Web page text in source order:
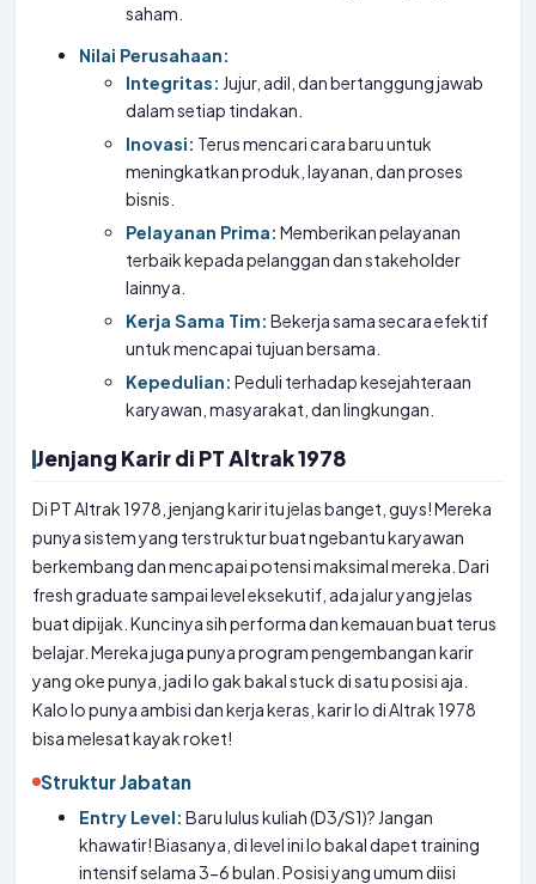
saham.
Nilai Perusahaan:
Integritas: Jujur, adil, dan bertanggung jawab
dalam setiap tindakan.
Inovasi: Terus mencari cara baru untuk
meningkatkan produk, layanan, dan proses
bisnis.
Pelayanan Prima: Memberikan pelayanan
terbaik kepada pelanggan dan stakeholder
lainnya.
Kerja Sama Tim: Bekerja sama secara efektif
untuk mencapai tujuan bersama.
Kepedulian: Peduli terhadap kesejahteraan
karyawan, masyarakat, dan lingkungan.
Jenjang Karir di PT Altrak 1978
Di PT Altrak 1978, jenjang karir itu jelas banget, guys! Mereka
punya sistem yang terstruktur buat ngebantu karyawan
berkembang dan mencapai potensi maksimal mereka. Dari
fresh graduate sampai level eksekutif, ada jalur yang jelas
buat dipijak. Kuncinya sih performa dan kemauan buat terus
belajar. Mereka juga punya program pengembangan karir
yang oke punya, jadi lo gak bakal stuck di satu posisi aja.
Kalo lo punya ambisi dan kerja keras, karir lo di Altrak 1978
bisa melesat kayak roket!
Struktur Jabatan
Entry Level: Baru lulus kuliah (D3/S1)? Jangan
khawatir! Biasanya, di level ini lo bakal dapet training
intensif selama 3-6 bulan. Posisi yang umum diisi